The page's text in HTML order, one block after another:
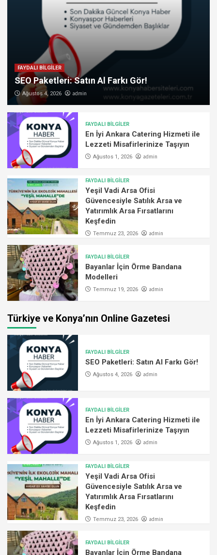
FAYDALI BİLGİLER
SEO Paketleri: Satın Al Farkı Gör!
Ağustos 4, 2026 admin
FAYDALI BİLGİLER
En İyi Ankara Catering Hizmeti ile
Lezzeti Misafirlerinize Taşıyın
Ağustos 1, 2026 admin
FAYDALI BİLGİLER
Yeşil Vadi Arsa Ofisi
Güvencesiyle Satılık Arsa ve
Yatırımlık Arsa Fırsatlarını
Keşfedin
Temmuz 23, 2026 admin
FAYDALI BİLGİLER
Bayanlar İçin Örme Bandana
Modelleri
Temmuz 19, 2026 admin
Türkiye ve Konya’nın Online Gazetesi
FAYDALI BİLGİLER
SEO Paketleri: Satın Al Farkı Gör!
Ağustos 4, 2026 admin
FAYDALI BİLGİLER
En İyi Ankara Catering Hizmeti ile
Lezzeti Misafirlerinize Taşıyın
Ağustos 1, 2026 admin
FAYDALI BİLGİLER
Yeşil Vadi Arsa Ofisi
Güvencesiyle Satılık Arsa ve
Yatırımlık Arsa Fırsatlarını
Keşfedin
Temmuz 23, 2026 admin
FAYDALI BİLGİLER
Bayanlar İçin Örme Bandana